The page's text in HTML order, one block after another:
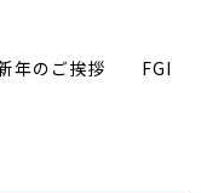
年のご挨拶 FGI